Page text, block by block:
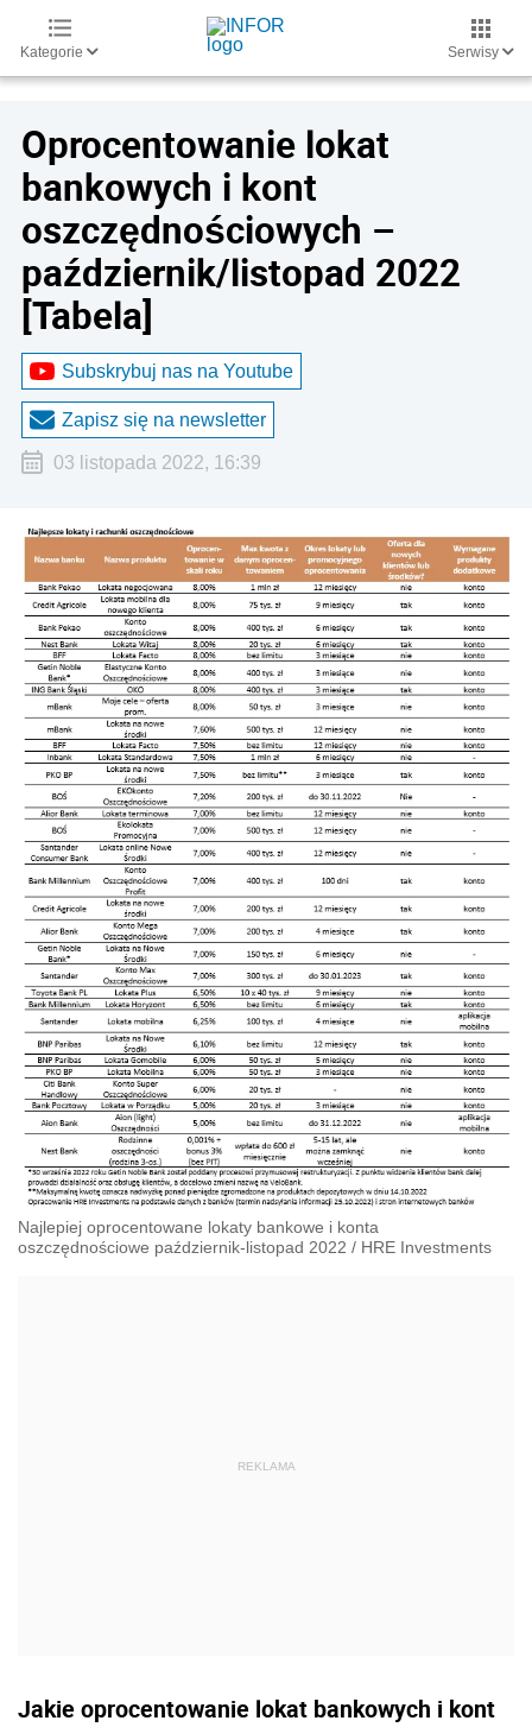
Kategorie Serwisy
Oprocentowanie lokat
bankowych i kont
oszczędnościowych –
październik/listopad 2022
[Tabela]
Subskrybuj nas na Youtube
Zapisz się na newsletter
03 listopada 2022, 16:39
Najlepiej oprocentowane lokaty bankowe i konta
oszczędnościowe październik-listopad 2022 / HRE Investments
Jakie oprocentowanie lokat bankowych i kont